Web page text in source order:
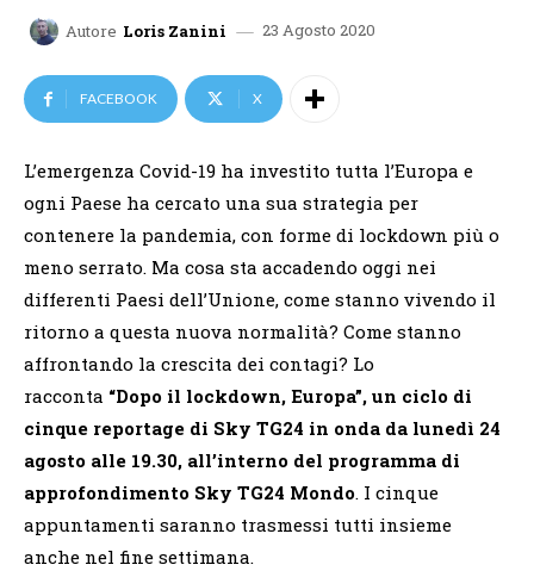
Autore Loris Zanini 23 Agosto 2020
FACEBOOK X
L’emergenza Covid-19 ha investito tutta l’Europa e
ogni Paese ha cercato una sua strategia per
contenere la pandemia, con forme di lockdown più o
meno serrato. Ma cosa sta accadendo oggi nei
differenti Paesi dell’Unione, come stanno vivendo il
ritorno a questa nuova normalità? Come stanno
affrontando la crescita dei contagi? Lo
racconta “Dopo il lockdown, Europa”, un ciclo di
cinque reportage di Sky TG24 in onda da lunedì 24
agosto alle 19.30, all’interno del programma di
approfondimento Sky TG24 Mondo. I cinque
appuntamenti saranno trasmessi tutti insieme
anche nel fine settimana.